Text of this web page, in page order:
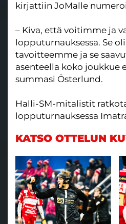
kirjattiin JoMalle
– Kiva, että voitimme ja
lopputurnauksessa. Se
tavoitteemme ja se
asenteella koko joukkue
summasi Österlund.
Halli-SM-mitalistit
lopputurnauksessa
KATSO OTTELUN